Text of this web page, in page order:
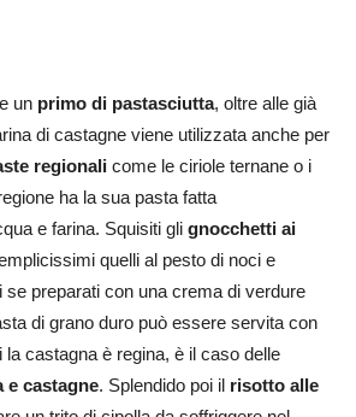
un primo di pastasciutta, oltre alle già
di castagne viene utilizzata anche per
regionali come le ciriole ternane o i
ha la sua pasta fatta
e farina. Squisiti gli gnocchetti ai
quelli al pesto di noci e
se preparati con una crema di verdure
di grano duro può essere servita con
la castagna è regina, è il caso delle
e castagne. Splendido poi il risotto alle